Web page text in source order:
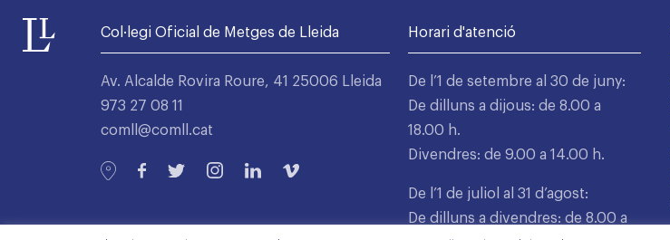
Col·legi Oficial de Metges de Lleida
Av. Alcalde Rovira Roure, 41 25006 Lleida
973 27 08 11
comll@comll.cat
Horari d'atenció
De l’1 de setembre al 30 de juny:
De dilluns a dijous: de 8.00 a
18.00 h.
Divendres: de 9.00 a 14.00 h.
De l’1 de juliol al 31 d’agost:
De dilluns a divendres: de 8.00 a